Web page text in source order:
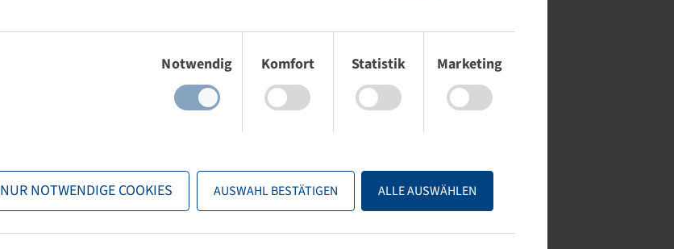
Notwendig
Komfort Statistik Marketing
NUR NOTWENDIGE COOKIES AUSWAHL BESTÄTIGEN ALLE AUSWÄHLEN